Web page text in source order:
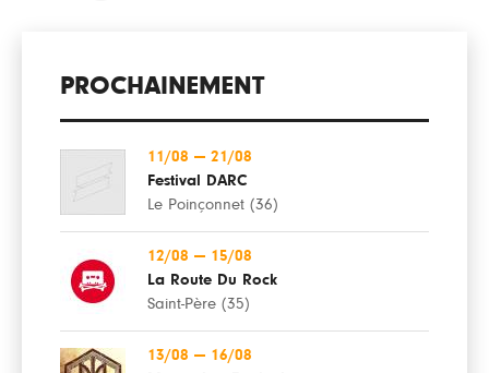
PROCHAINEMENT
11/08 — 21/08
Festival DARC
Le Poinçonnet (36)
12/08 — 15/08
La Route Du Rock
Saint-Père (35)
13/08 — 16/08